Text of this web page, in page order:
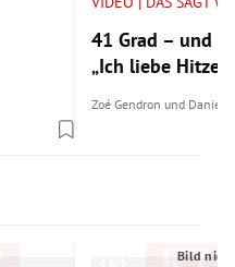
41 Grad – und
„Ich liebe Hitze.“
Zoé Gendron und Daniel
Bild